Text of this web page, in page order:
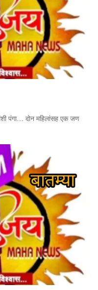
पंगा… दोन महिलांसह एक जण